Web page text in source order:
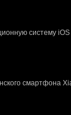
систему
смартфона